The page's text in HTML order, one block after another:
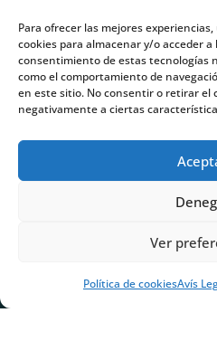
Para ofrecer las mejores
cookies para almacenar y/o acceder
consentimiento de estas tecnologías
como el comportamiento de
en este sitio. No consentir o retirar
negativamente a ciertas
Ver
Política de cookiesAvís